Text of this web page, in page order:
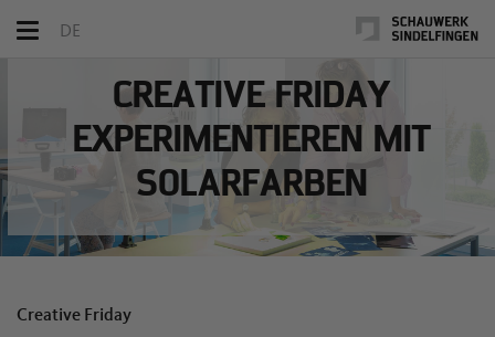
ToggleDE
CREATIVE FRIDAY
EXPERIMENTIEREN MIT
SOLARFARBEN
Creative Friday